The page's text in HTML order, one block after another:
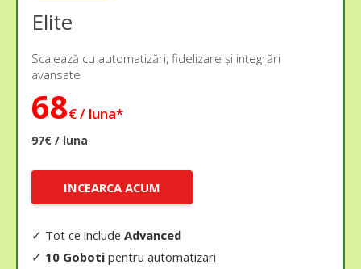
Elite
Scalează cu automatizări, fidelizare și integrări
avansate
68€ / luna*
97€ / luna
INCEARCA ACUM
✓ Tot ce include Advanced
✓ 10 Goboti pentru automatizari